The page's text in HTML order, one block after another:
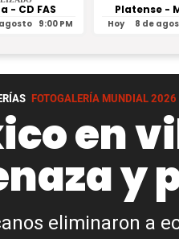
- CD FAS
9:00 PM
Platense -
Hoy 8 de
FOTOGALERÍA MUNDIAL 2026
en
y
eliminaron a